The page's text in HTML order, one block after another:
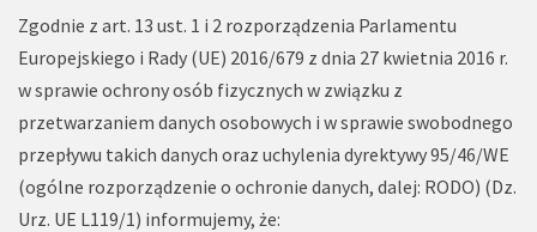
Zgodnie z art. 13 ust. 1 i 2 rozporządzenia Parlamentu
Europejskiego i Rady (UE) 2016/679 z dnia 27 kwietnia 2016 r.
w sprawie ochrony osób fizycznych w związku z
przetwarzaniem danych osobowych i w sprawie swobodnego
przepływu takich danych oraz uchylenia dyrektywy 95/46/WE
(ogólne rozporządzenie o ochronie danych, dalej: RODO) (Dz.
Urz. UE L119/1) informujemy, że: